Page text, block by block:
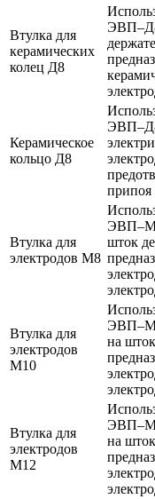
Втулка для
керамических
колец Д8
Керамическое
кольцо Д8
припоя
Втулка для
электродов М8
шток
Втулка для
электродов
М10
на
Втулка для
электродов
М12
на